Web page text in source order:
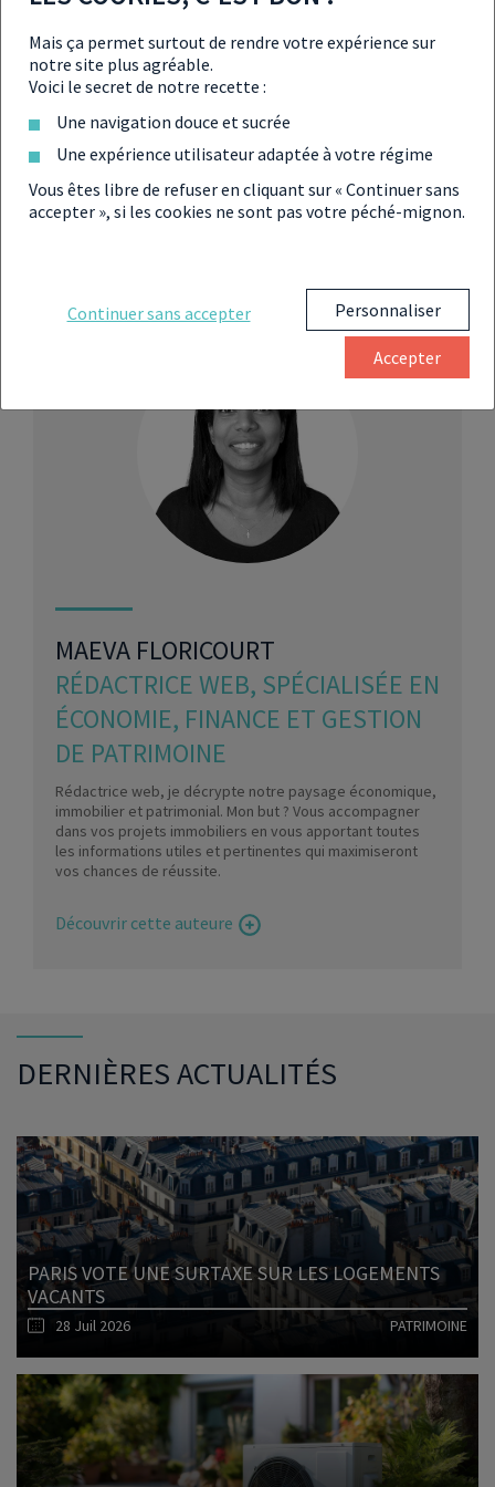
Opportunités et nouvelles stratégies :
les coulisses de l’immobilier neuf
MAEVA FLORICOURT
RÉDACTRICE WEB, SPÉCIALISÉE EN
ÉCONOMIE, FINANCE ET GESTION
DE PATRIMOINE
Rédactrice web, je décrypte notre paysage économique,
immobilier et patrimonial. Mon but ? Vous accompagner
dans vos projets immobiliers en vous apportant toutes
les informations utiles et pertinentes qui maximiseront
vos chances de réussite.
Découvrir cette auteure
DERNIÈRES ACTUALITÉS
PARIS VOTE UNE SURTAXE SUR LES LOGEMENTS
VACANTS
28 Juil 2026 PATRIMOINE
Lire l'article
Mais ça permet surtout de rendre votre expérience sur
notre site plus agréable.
Voici le secret de notre recette :
Une navigation douce et sucrée
Une expérience utilisateur adaptée à votre régime
Vous êtes libre de refuser en cliquant sur « Continuer sans
accepter », si les cookies ne sont pas votre péché-mignon.
Continuer sans accepter Personnaliser
Accepter